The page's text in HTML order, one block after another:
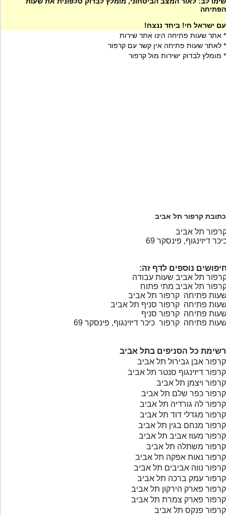
הפתיחה
עם ישראל חי! ביחד ננצח!
* אתר שעות פתיחה הינו אתר שירות
* לאתר שעות פתיחה אין קשר עם קרפור
* מומלץ לבדוק ישירות מול קרפור
כתובת קרפור תל אביב
תל אביב
דיזינגוף, פינסקר 69
נוספים לדף זה:
תל אביב שעות עבודה
תל אביב מתי פתוח
פתיחה קרפור תל אביב
פתיחה קרפור סניף תל אביב
פתיחה קרפור סניף
פתיחה קרפור כיכר דיזינגוף, פינסקר 69
רשימת כל הסניפים בתל אביב
קרפור אבן גבירול תל אביב
קרפור דיזינגוף סנטר תל אביב
קרפור ויצמן תל אביב
קרפור כפר שלם תל אביב
קרפור לה גורדיה תל אביב
קרפור מגדלי דוד תל אביב
קרפור מנחם בגין תל אביב
קרפור מעוז אביב תל אביב
קרפור משתלה תל אביב
קרפור נאות אפקה תל אביב
קרפור נווה אביבים תל אביב
קרפור עמק ברכה תל אביב
קרפור פארק הירקון תל אביב
קרפור פארק צמרת תל אביב
קרפור פנקס תל אביב